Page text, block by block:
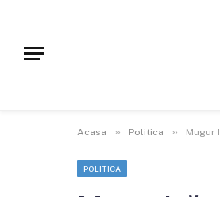
Acasa » Politica » Mugur
POLITICA